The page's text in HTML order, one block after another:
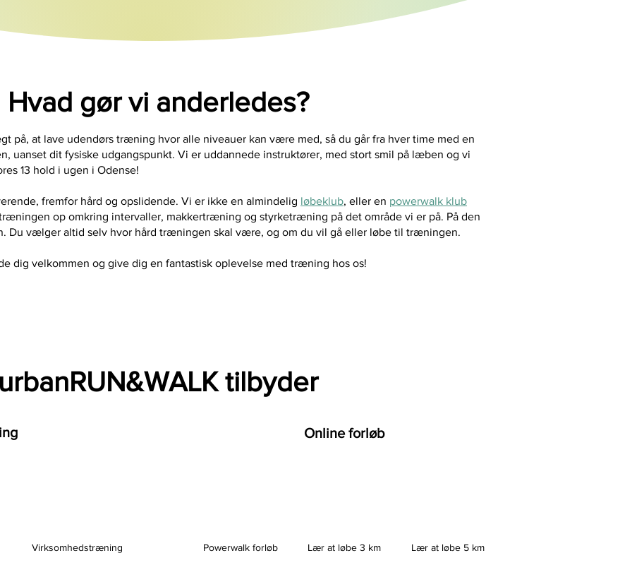
Hvad gør vi anderledes?
på, at lave udendørs træning hvor alle niveauer kan være med, så du går fra hver time med en
uanset dit fysiske udgangspunkt. Vi er uddannede instruktører, med stort smil på læben og vi
13 hold i ugen i Odense!
fremfor hård og opslidende. Vi er ikke en almindelig løbeklub, eller en powerwalk klub
op omkring intervaller, makkertræning og styrketræning på det område vi er på. På den
Du vælger altid selv hvor hård træningen skal være, og om du vil gå eller løbe til træningen.
dig velkommen og give dig en fantastisk oplevelse med træning hos os!
tilbyder
Virksomhedstræning
Online forløb
Powerwalk forløb Lær at løbe 3 km Lær at løbe 5 km